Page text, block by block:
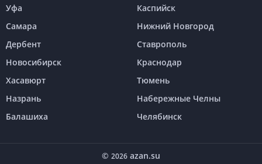
Уфа
Каспийск
Самара
Нижний Новгород
Дербент
Ставрополь
Новосибирск
Краснодар
Хасавюрт
Тюмень
Назрань
Набережные Челны
Балашиха
Челябинск
© 2026 azan.su